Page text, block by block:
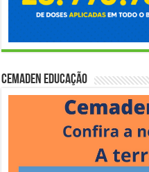
Cemaden Educação